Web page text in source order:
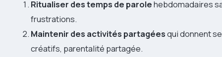
Ritualiser des temps de parolehebdomadaires
frustrations.
Maintenir des activités partagéesqui donnent
créatifs, parentalité partagée.